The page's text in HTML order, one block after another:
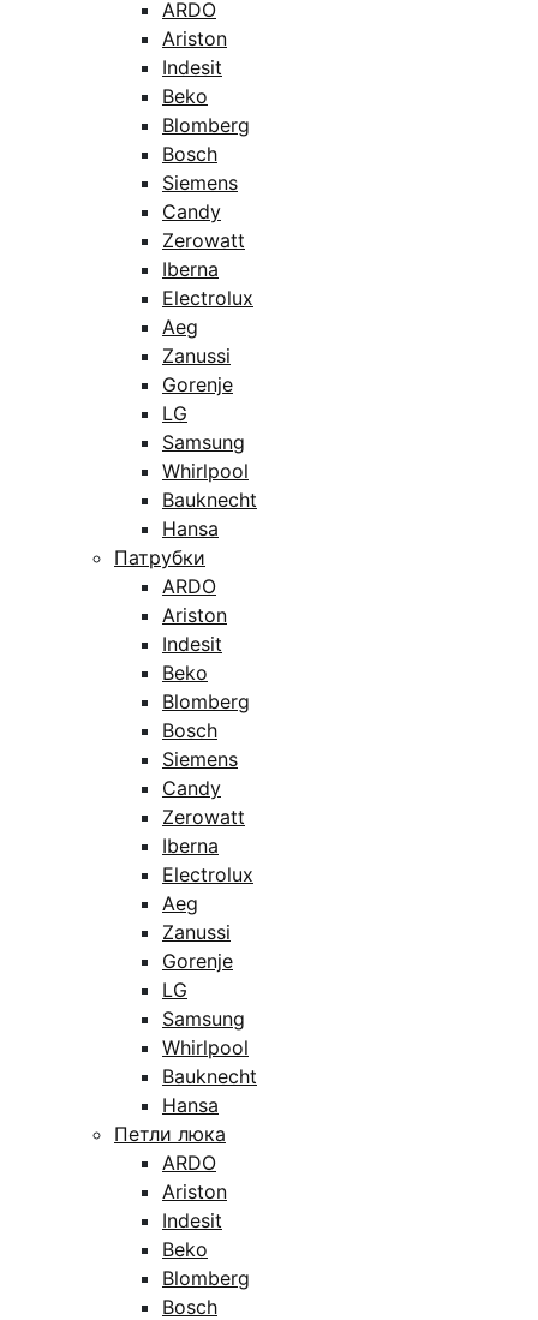
ARDO
Ariston
Indesit
Beko
Blomberg
Bosch
Siemens
Candy
Zerowatt
Iberna
Electrolux
Aeg
Zanussi
Gorenje
LG
Samsung
Whirlpool
Bauknecht
Hansa
Патрубки
ARDO
Ariston
Indesit
Beko
Blomberg
Bosch
Siemens
Candy
Zerowatt
Iberna
Electrolux
Aeg
Zanussi
Gorenje
LG
Samsung
Whirlpool
Bauknecht
Hansa
Петли люка
ARDO
Ariston
Indesit
Beko
Blomberg
Bosch